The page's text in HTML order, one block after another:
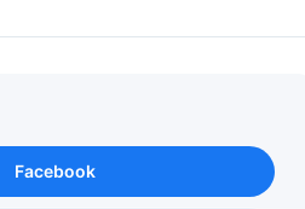
Facebook